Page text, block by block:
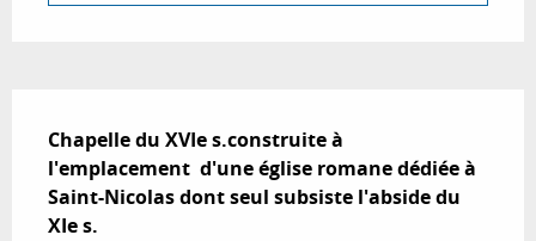
Chapelle du XVIe s.construite à
l'emplacement  d'une église romane dédiée à
Saint-Nicolas dont seul subsiste l'abside du
XIe s.